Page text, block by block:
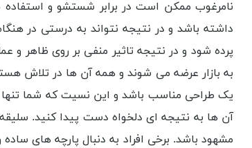
نامرغوب ممکن است در برابر شستشو و
داشته باشد و در نتیجه نتواند به درستی در
پرده شود و در نتیجه تاثیر منفی بر روی ظاهر و
به بازار عرضه می شوند و همه آن ها در تلاش
یک طراحی مناسب باشد و این نسیت که شما
آن ها به نتیجه ای دلخواه دست پیدا کنید. سلیقه
مشهود باشد. برخی افراد به دنبال پارچه های